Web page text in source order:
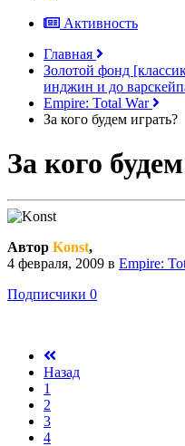
Активность
Главная
Золотой фонд
инджин и до
Empire: Total War
За кого будем играть?
За кого
Автор Konst,
4 февраля, 2009 в Empire:
Подписчики 0
Назад
1
2
3
4